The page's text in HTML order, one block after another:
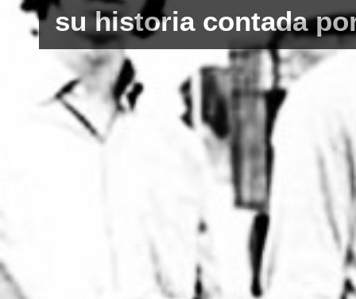
su historia contada